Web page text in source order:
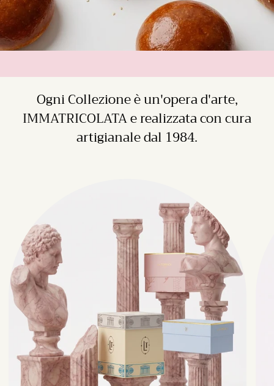
Ogni Collezione è un'opera d'arte,
IMMATRICOLATA e realizzata con cura
artigianale dal 1984.